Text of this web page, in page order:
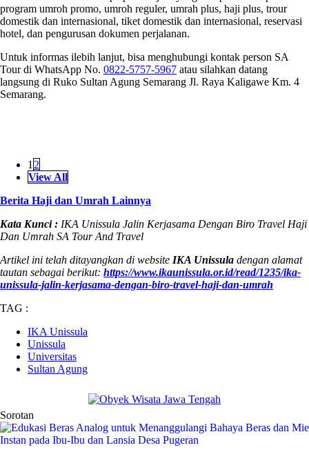
program umroh promo, umroh reguler, umrah plus, haji plus, trour
domestik dan internasional, tiket domestik dan internasional, reservasi
hotel, dan pengurusan dokumen perjalanan.
Untuk informas ilebih lanjut, bisa menghubungi kontak person SA
Tour di WhatsApp No. 0822-5757-5967 atau silahkan datang
langsung di Ruko Sultan Agung Semarang Jl. Raya Kaligawe Km. 4
Semarang.
1 2
View All
Berita Haji dan Umrah Lainnya
Kata Kunci : IKA Unissula Jalin Kerjasama Dengan Biro Travel Haji
Dan Umrah SA Tour And Travel
Artikel ini telah ditayangkan di website IKA Unissula dengan alamat
tautan sebagai berikut: https://www.ikaunissula.or.id/read/1235/ika-
unissula-jalin-kerjasama-dengan-biro-travel-haji-dan-umrah
TAG :
IKA Unissula
Unissula
Universitas
Sultan Agung
Sorotan